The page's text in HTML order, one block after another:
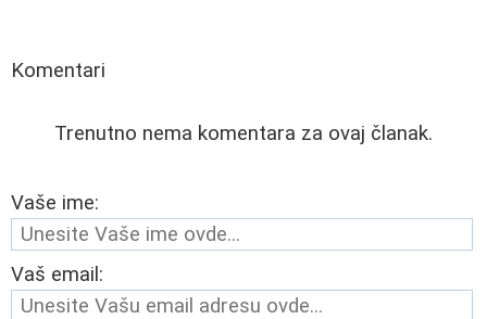
Komentari
Trenutno nema komentara za ovaj članak.
Vaše ime:
Vaš email: